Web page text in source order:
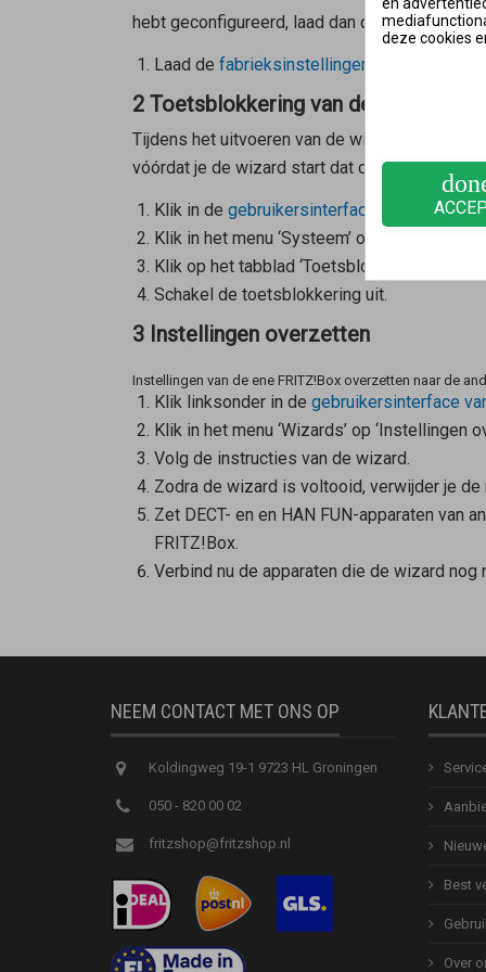
hebt geconfigureerd, laad dan de
Laad de fabrieksinstellingen van de
2 Toetsblokkering van de oude
Tijdens het uitvoeren van de wizard wordt je
vóórdat je de wizard start dat de
Klik in de gebruikersinterface van de
Klik in het menu ‘Systeem’ op ‘Toetsen en
Klik op het tabblad ‘Toetsblokkering’.
Schakel de toetsblokkering uit.
3 Instellingen overzetten
Instellingen van de ene FRITZ!Box overzetten naar de
Klik linksonder in de gebruikersinterface
Klik in het menu ‘Wizards’ op ‘Instellingen
Volg de instructies van de wizard.
Zodra de wizard is voltooid, verwijder je
Zet DECT- en en HAN FUN-apparaten van
FRITZ!Box.
Verbind nu de apparaten die de wizard
NEEM CONTACT MET ONS OP
Koldingweg 19-1 9723 HL Groningen
050 - 820 00 02
fritzshop@fritzshop.nl
Best
Over
deze cookies